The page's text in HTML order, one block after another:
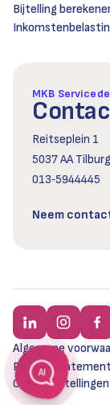
AI
Bijtelling
MKB
Reitseplein 1
5037 AA Tilburg
013‑5944445
Neem
Algemene
Privacy statement
Cookie instellingen